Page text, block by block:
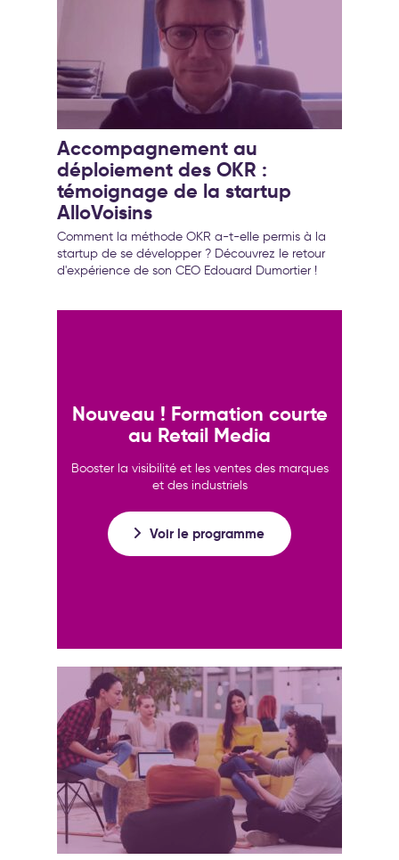
Accompagnement au
déploiement des OKR :
témoignage de la startup
AlloVoisins
Comment la méthode OKR a-t-elle permis à la
startup de se développer ? Découvrez le retour
d'expérience de son CEO Edouard Dumortier !
Nouveau ! Formation courte
au Retail Media
Booster la visibilité et les ventes des marques
et des industriels
Voir le programme